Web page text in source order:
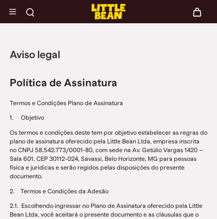
Aviso legal
Política de Assinatura
Termos e Condições Plano de Assinatura
1. Objetivo
Os termos e condições deste tem por objetivo estabelecer as regras do
plano de assinatura oferecido pela Little Bean Ltda, empresa inscrita
no CNPJ 58.542.773/0001-80, com sede na Av. Getúlio Vargas 1420 –
Sala 601, CEP 30112-024, Savassi, Belo Horizonte, MG para pessoas
física e jurídicas e serão regidos pelas disposições do presente
documento.
2. Termos e Condições da Adesão
2.1. Escolhendo ingressar no Plano de Assinatura oferecido pela Little
Bean Ltda, você aceitará o presente documento e as cláusulas que o